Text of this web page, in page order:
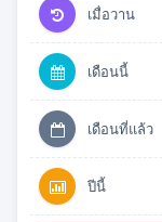
เมื่อวาน
เดือนนี้
เดือนที่แล้ว
ปีนี้